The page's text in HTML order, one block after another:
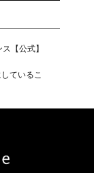
【公式】
ているこ